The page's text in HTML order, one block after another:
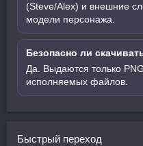
(Steve/Alex) и внешние
модели персонажа.
Безопасно ли
Да. Выдаются только
исполняемых файлов.
Быстрый переход